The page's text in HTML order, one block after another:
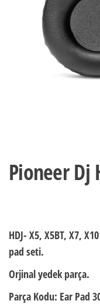
Pioneer Dj
HDJ- X5, X5BT, X7,
pad seti.
Orjinal yedek parça.
Parça Kodu: Ear Pad